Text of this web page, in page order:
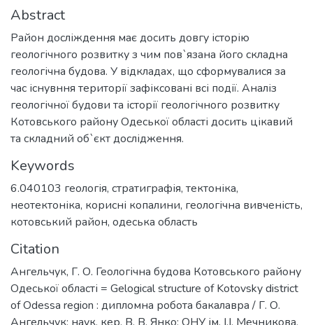
Abstract
Район досліждення має досить довгу історію
геологічного розвитку з чим пов`язана його складна
геологічна будова. У відкладах, що сформувалися за
час існувння території зафіксовані всі події. Аналіз
геологічної будови та історії геологічного розвитку
Котовського району Одеської області досить цікавий
та складний об`єкт дослідження.
Keywords
6.040103 геологія, стратиграфія, тектоніка,
неотектоніка, корисні копалини, геологічна вивченість,
котовський район, одеська область
Citation
Ангельчук, Г. О. Геологічна будова Котовського району
Одеської області = Gelogical structure of Kotovsky district
of Odessa region : дипломна робота бакалавра / Г. О.
Ангельчук; наук. кер. В. В. Янко; ОНУ ім. І.І. Мечникова,